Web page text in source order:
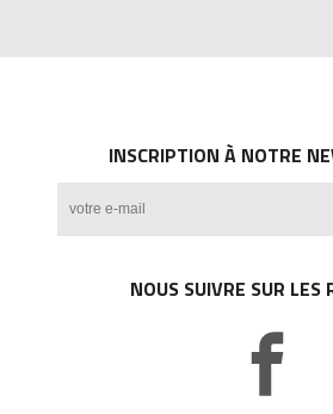
INSCRIPTION À NOTRE
NOUS SUIVRE SUR LES